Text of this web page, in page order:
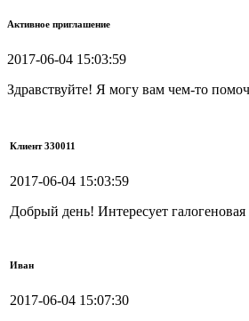
Активное приглашение
2017-06-04 15:03:59
Здравствуйте! Я могу вам чем-то
Клиент 330011
2017-06-04 15:03:59
Добрый день! Интересует
Иван
2017-06-04 15:07:30